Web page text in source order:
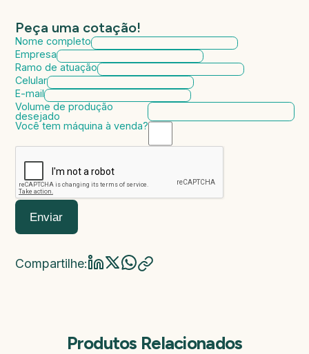
Peça uma cotação!
Nome completo
Empresa
Ramo de atuação
Celular
E-mail
Volume de produção
desejado
Você tem máquina à venda?
Marca da máquina
Modelo da máquina
Ano de fabricação
Valor da máquina
Enviar
Compartilhe:
Produtos Relacionados